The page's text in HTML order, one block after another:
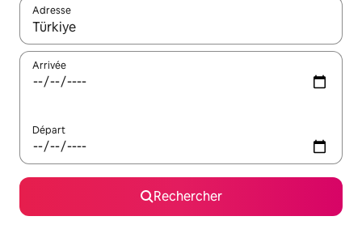
Adresse
Lorsque les résultats s'affichent, utilisez les flèches vers le
Arrivée
Départ
Rechercher